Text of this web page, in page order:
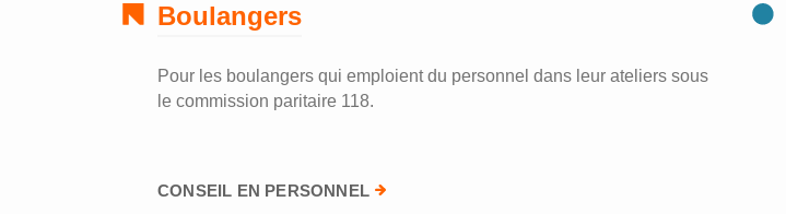
Boulangers
Pour les boulangers qui emploient du personnel dans leur ateliers sous
le commission paritaire 118.
CONSEIL EN PERSONNEL